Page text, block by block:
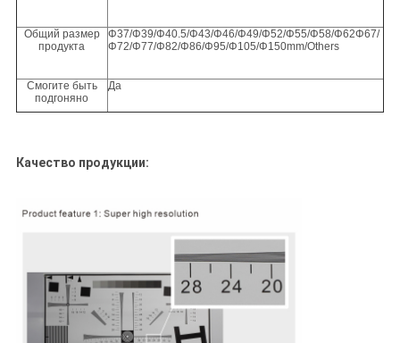
Общий размер
продукта
Φ37/Φ39/Φ40.5/Φ43/Φ46/Φ49/Φ52/Φ55/Φ58/Φ62Φ67/
Φ72/Φ77/Φ82/Φ86/Φ95/Φ105/Φ150mm/Others
Смогите быть
подгоняно
Да
Качество продукции: